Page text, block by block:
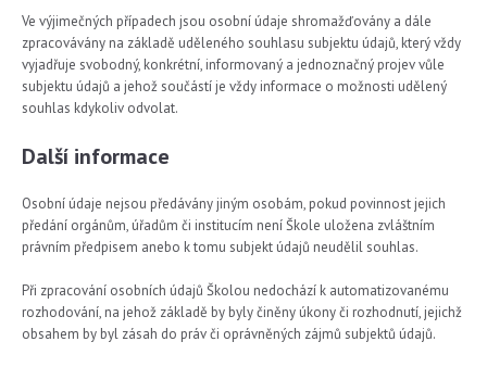
Ve výjimečných případech jsou osobní údaje shromažďovány a dále
zpracovávány na základě uděleného souhlasu subjektu údajů, který vždy
vyjadřuje svobodný, konkrétní, informovaný a jednoznačný projev vůle
subjektu údajů a jehož součástí je vždy informace o možnosti udělený
souhlas kdykoliv odvolat.
Další informace
Osobní údaje nejsou předávány jiným osobám, pokud povinnost jejich
předání orgánům, úřadům či institucím není Škole uložena zvláštním
právním předpisem anebo k tomu subjekt údajů neudělil souhlas.
Při zpracování osobních údajů Školou nedochází k automatizovanému
rozhodování, na jehož základě by byly činěny úkony či rozhodnutí, jejichž
obsahem by byl zásah do práv či oprávněných zájmů subjektů údajů.